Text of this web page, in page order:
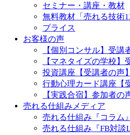
セミナー・講座・教材
無料教材「売れる技術
プライス
お客様の声
【個別コンサル】受講
【マネタイズの学校】
投資講座【受講者の声】
行動心理カード講座【
【実践合宿】参加者の
売れる仕組みメディア
売れる仕組み『コラム』
売れる仕組み『FB対談